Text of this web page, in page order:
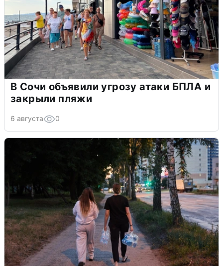
В Сочи объявили угрозу атаки БПЛА и
закрыли пляжи
6 августа 0